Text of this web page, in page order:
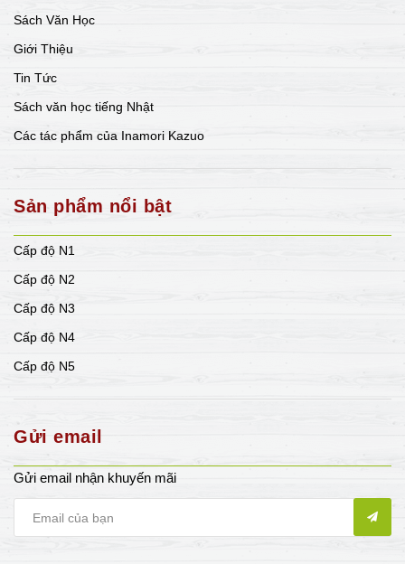
Sách Văn Học
Giới Thiệu
Tin Tức
Sách văn học tiếng Nhật
Các tác phẩm của Inamori Kazuo
Sản phẩm nổi bật
Cấp độ N1
Cấp độ N2
Cấp độ N3
Cấp độ N4
Cấp độ N5
Gửi email
Gửi email nhận khuyến mãi